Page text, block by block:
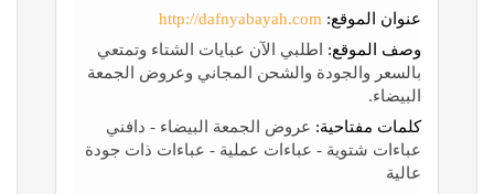
عنوان الموقع: http://dafnyabayah.com
وصف الموقع: اطلبي الآن عبايات الشتاء وتمتعي
بالسعر والجودة والشحن المجاني وعروض الجمعة
البيضاء.
كلمات مفتاحية: عروض الجمعة البيضاء - دافني
عباءات شتوية - عباءات عملية - عباءات ذات جودة
عالية